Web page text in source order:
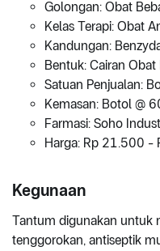
Golongan: Obat
Kelas Terapi: Obat
Kandungan:
Bentuk: Cairan
Satuan Penjualan:
Kemasan: Botol @
Farmasi: Soho
Harga: Rp 21.500
Kegunaan
Tantum digunakan untuk
tenggorokan, antiseptik